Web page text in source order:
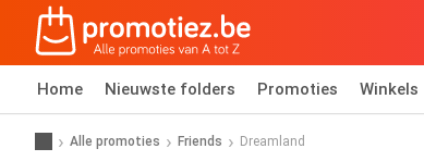
Home Nieuwste folders Promoties Winkels
Alle promoties Friends Dreamland